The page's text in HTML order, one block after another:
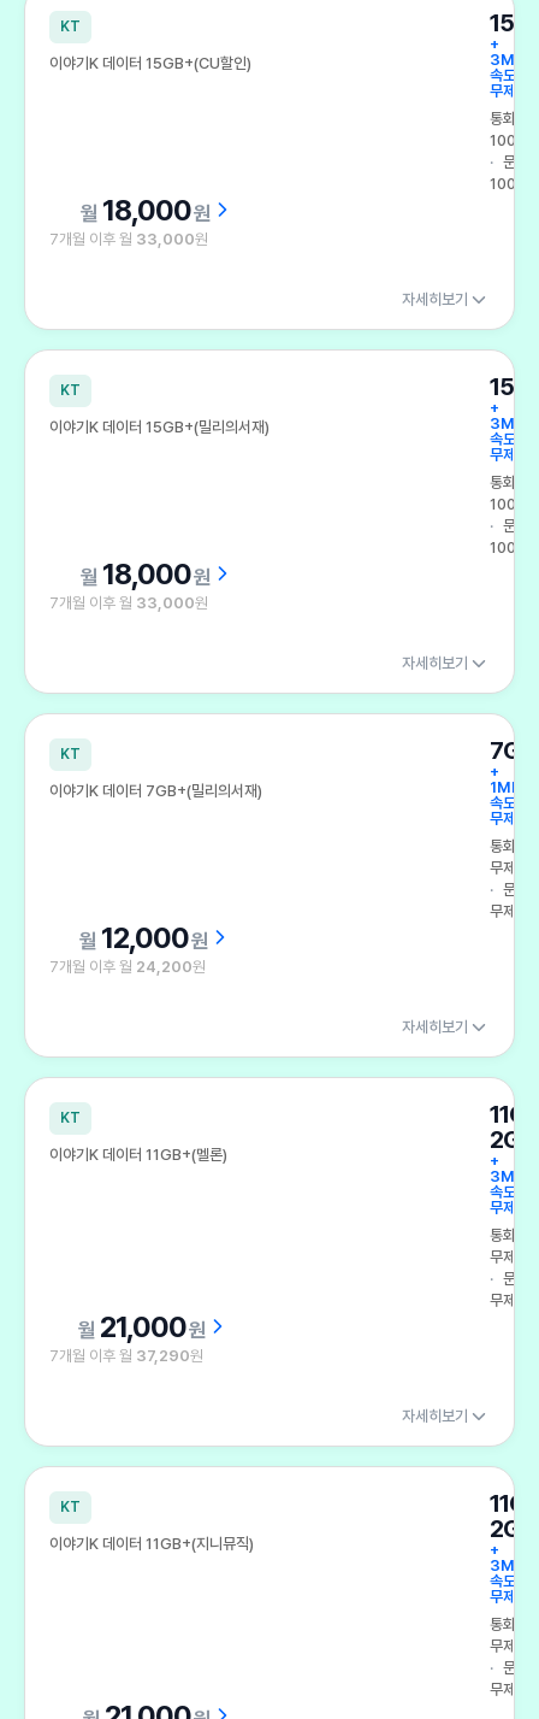
KT
이야기K 데이터 15GB+(CU할인)
+
속도
무제한
통화
100분
문자
100건
18,000원
7개월 이후 월 33,000원
자세히보기
KT
이야기K 데이터 15GB+(밀리의서재)
+
속도
무제한
통화
100분
문자
100건
18,000원
7개월 이후 월 33,000원
자세히보기
KT
이야기K 데이터 7GB+(밀리의서재)
7GB
+
1Mbps
속도
무제한
통화
무제한
문자
무제한
12,000원
7개월 이후 월 24,200원
자세히보기
KT
이야기K 데이터 11GB+(멜론)
2GB
+
속도
무제한
통화
무제한
문자
무제한
21,000원
7개월 이후 월 37,290원
자세히보기
KT
이야기K 데이터 11GB+(지니뮤직)
2GB
+
속도
무제한
통화
무제한
문자
무제한